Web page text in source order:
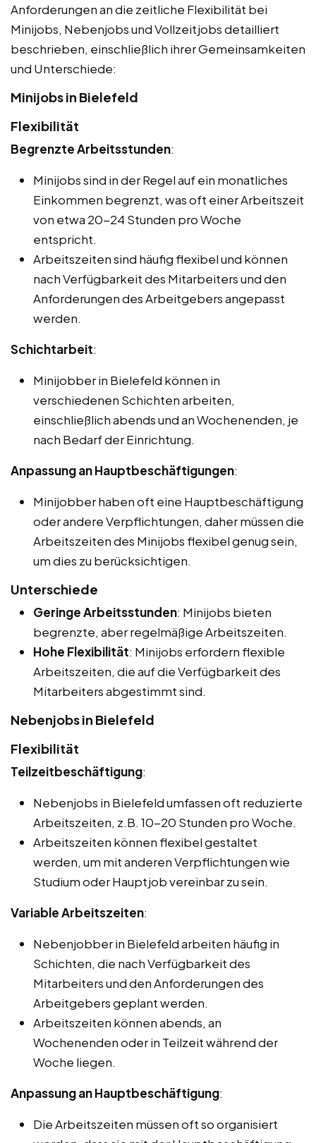
Anforderungen an die zeitliche Flexibilität bei
Minijobs, Nebenjobs und Vollzeitjobs detailliert
beschrieben, einschließlich ihrer Gemeinsamkeiten
und Unterschiede:
Minijobs in Bielefeld
Flexibilität
Begrenzte Arbeitsstunden:
Minijobs sind in der Regel auf ein monatliches
Einkommen begrenzt, was oft einer Arbeitszeit
von etwa 20-24 Stunden pro Woche
entspricht.
Arbeitszeiten sind häufig flexibel und können
nach Verfügbarkeit des Mitarbeiters und den
Anforderungen des Arbeitgebers angepasst
werden.
Schichtarbeit:
Minijobber in Bielefeld können in
verschiedenen Schichten arbeiten,
einschließlich abends und an Wochenenden, je
nach Bedarf der Einrichtung.
Anpassung an Hauptbeschäftigungen:
Minijobber haben oft eine Hauptbeschäftigung
oder andere Verpflichtungen, daher müssen die
Arbeitszeiten des Minijobs flexibel genug sein,
um dies zu berücksichtigen.
Unterschiede
Geringe Arbeitsstunden: Minijobs bieten
begrenzte, aber regelmäßige Arbeitszeiten.
Hohe Flexibilität: Minijobs erfordern flexible
Arbeitszeiten, die auf die Verfügbarkeit des
Mitarbeiters abgestimmt sind.
Nebenjobs in Bielefeld
Flexibilität
Teilzeitbeschäftigung:
Nebenjobs in Bielefeld umfassen oft reduzierte
Arbeitszeiten, z.B. 10-20 Stunden pro Woche.
Arbeitszeiten können flexibel gestaltet
werden, um mit anderen Verpflichtungen wie
Studium oder Hauptjob vereinbar zu sein.
Variable Arbeitszeiten:
Nebenjobber in Bielefeld arbeiten häufig in
Schichten, die nach Verfügbarkeit des
Mitarbeiters und den Anforderungen des
Arbeitgebers geplant werden.
Arbeitszeiten können abends, an
Wochenenden oder in Teilzeit während der
Woche liegen.
Anpassung an Hauptbeschäftigung:
Die Arbeitszeiten müssen oft so organisiert